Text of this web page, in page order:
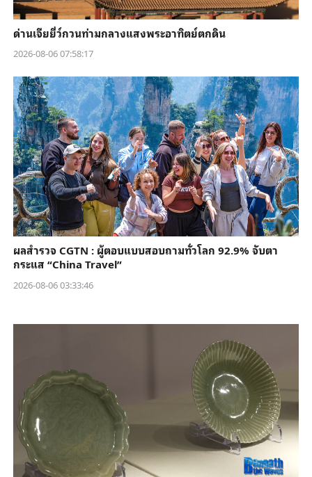
ด่านเจียยี่ว์กวนท่ามกลางแสงพระอาทิตย์ตกดิน
2026-08-06 07:58:17
ผลสำรวจ CGTN : ผู้ตอบแบบสอบถามทั่วโลก 92.9% จับตา
กระแส “China Travel”
2026-08-06 03:33:46